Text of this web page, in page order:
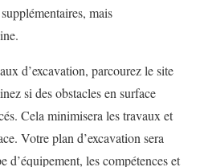
mais
d’excavation, parcourez le site
si des obstacles en surface
Cela minimisera les travaux et
Votre plan d’excavation sera
d’équipement, les compétences et